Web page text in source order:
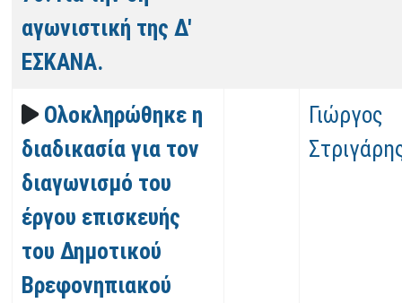
αγωνιστική της Δ'
ΕΣΚΑΝΑ.
Ολοκληρώθηκε η
διαδικασία για τον
διαγωνισμό του
έργου επισκευής
του Δημοτικού
Βρεφονηπιακού
Γιώργος